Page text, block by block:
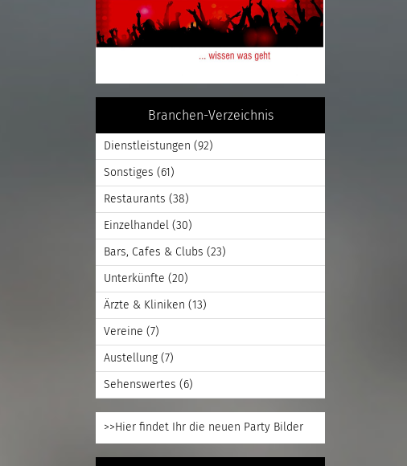
Branchen-Verzeichnis
Dienstleistungen (92)
Sonstiges (61)
Restaurants (38)
Einzelhandel (30)
Bars, Cafes & Clubs (23)
Unterkünfte (20)
Ärzte & Kliniken (13)
Vereine (7)
Austellung (7)
Sehenswertes (6)
>>Hier findet Ihr die neuen Party Bilder